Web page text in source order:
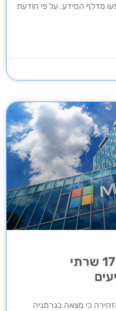
מדלף המידע. על פי הודעת
גרמניה מזהירה מפני 17,000 שרתי
כי מצאה בגרמניה